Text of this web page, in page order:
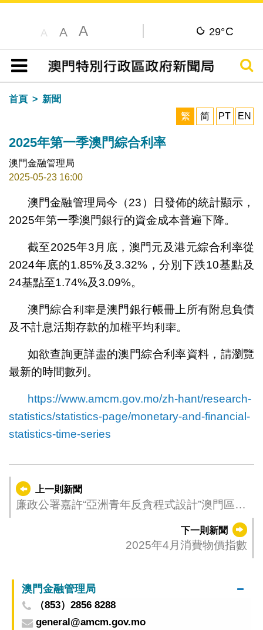
A A A 29°C
目錄
搜尋
首頁
新聞
繁
简 PT EN
2025年第一季澳門綜合利率
澳門金融管理局
2025-05-23 16:00
澳門金融管理局今（23）日發佈的統計顯示，
2025年第一季澳門銀行的資金成本普遍下降。
截至2025年3月底，澳門元及港元綜合利率從
2024年底的1.85%及3.32%，分別下跌10基點及
24基點至1.74%及3.09%。
澳門綜合利率是澳門銀行帳冊上所有附息負債
及不計息活期存款的加權平均利率。
如欲查詢更詳盡的澳門綜合利率資料，請瀏覽
最新的時間數列。
https://www.amcm.gov.mo/zh-hant/research-
statistics/statistics-page/monetary-and-financial-
statistics-time-series
上一則新聞
廉政公署嘉許“亞洲青年反貪程式設計”澳門區選
下一則新聞
2025年4月消費物價指數
澳門金融管理局
（853）2856 8288
general@amcm.gov.mo